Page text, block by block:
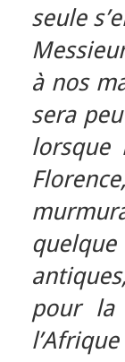
seule
à nos
sera
lorsque
pour la